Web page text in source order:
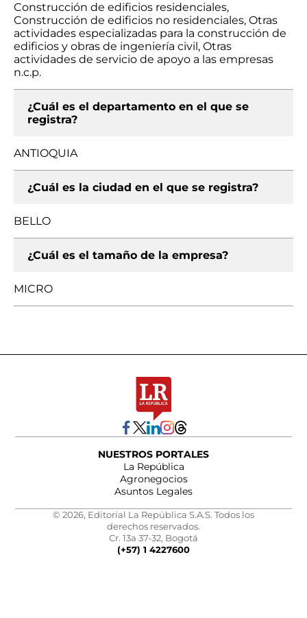
Construcción de edificios residenciales,
Construcción de edificios no residenciales, Otras
actividades especializadas para la construcción de
edificios y obras de ingeniería civil, Otras
actividades de servicio de apoyo a las empresas
n.c.p.
¿Cuál es el departamento en el que se
registra?
ANTIOQUIA
¿Cuál es la ciudad en el que se registra?
BELLO
¿Cuál es el tamaño de la empresa?
MICRO
NUESTROS PORTALES
La República
Agronegocios
Asuntos Legales
© 2026, Editorial La República S.A.S. Todos los
derechos reservados.
Cr. 13a 37-32, Bogotá
(+57) 1 4227600